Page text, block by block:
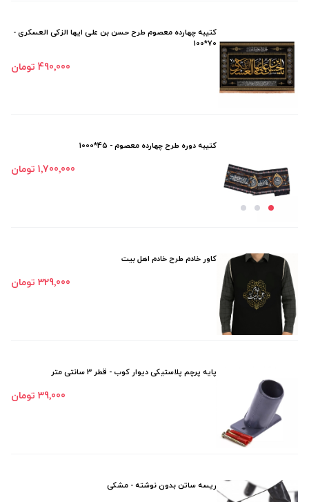
کتیبه چهارده معصوم طرح حسن بن علی ایها الزکی العسکری -
70*100
490٬000 تومان
کتیبه دوره طرح چهارده معصوم - 45*1000
1٬700٬000 تومان
کاور خادم طرح خادم اهل بیت
329٬000 تومان
پایه پرچم پلاستیکی دیوار کوب - قطر 3 سانتی متر
39٬000 تومان
ریسه ساتن بدون نوشته - مشکی